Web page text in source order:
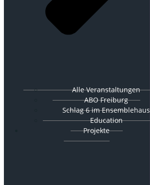
Alle Veranstaltungen
ABO Freiburg
Schlag 6 im Ensemblehaus
Education
Projekte